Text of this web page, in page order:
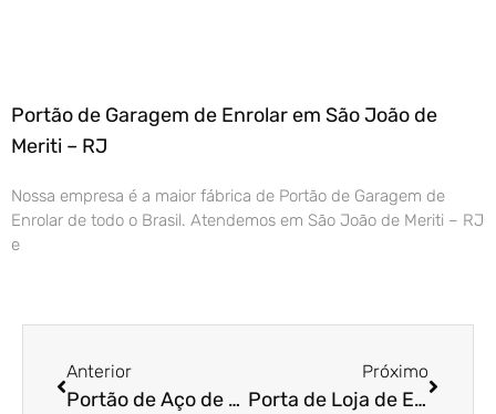
Portão de Garagem de Enrolar em São João de
Meriti – RJ
Nossa empresa é a maior fábrica de Portão de Garagem de
Enrolar de todo o Brasil. Atendemos em São João de Meriti – RJ
e
Anterior
Portão de Aço de Enrolar em Santos – SP
Próximo
Porta de Loja de Enrolar em Santos – SP